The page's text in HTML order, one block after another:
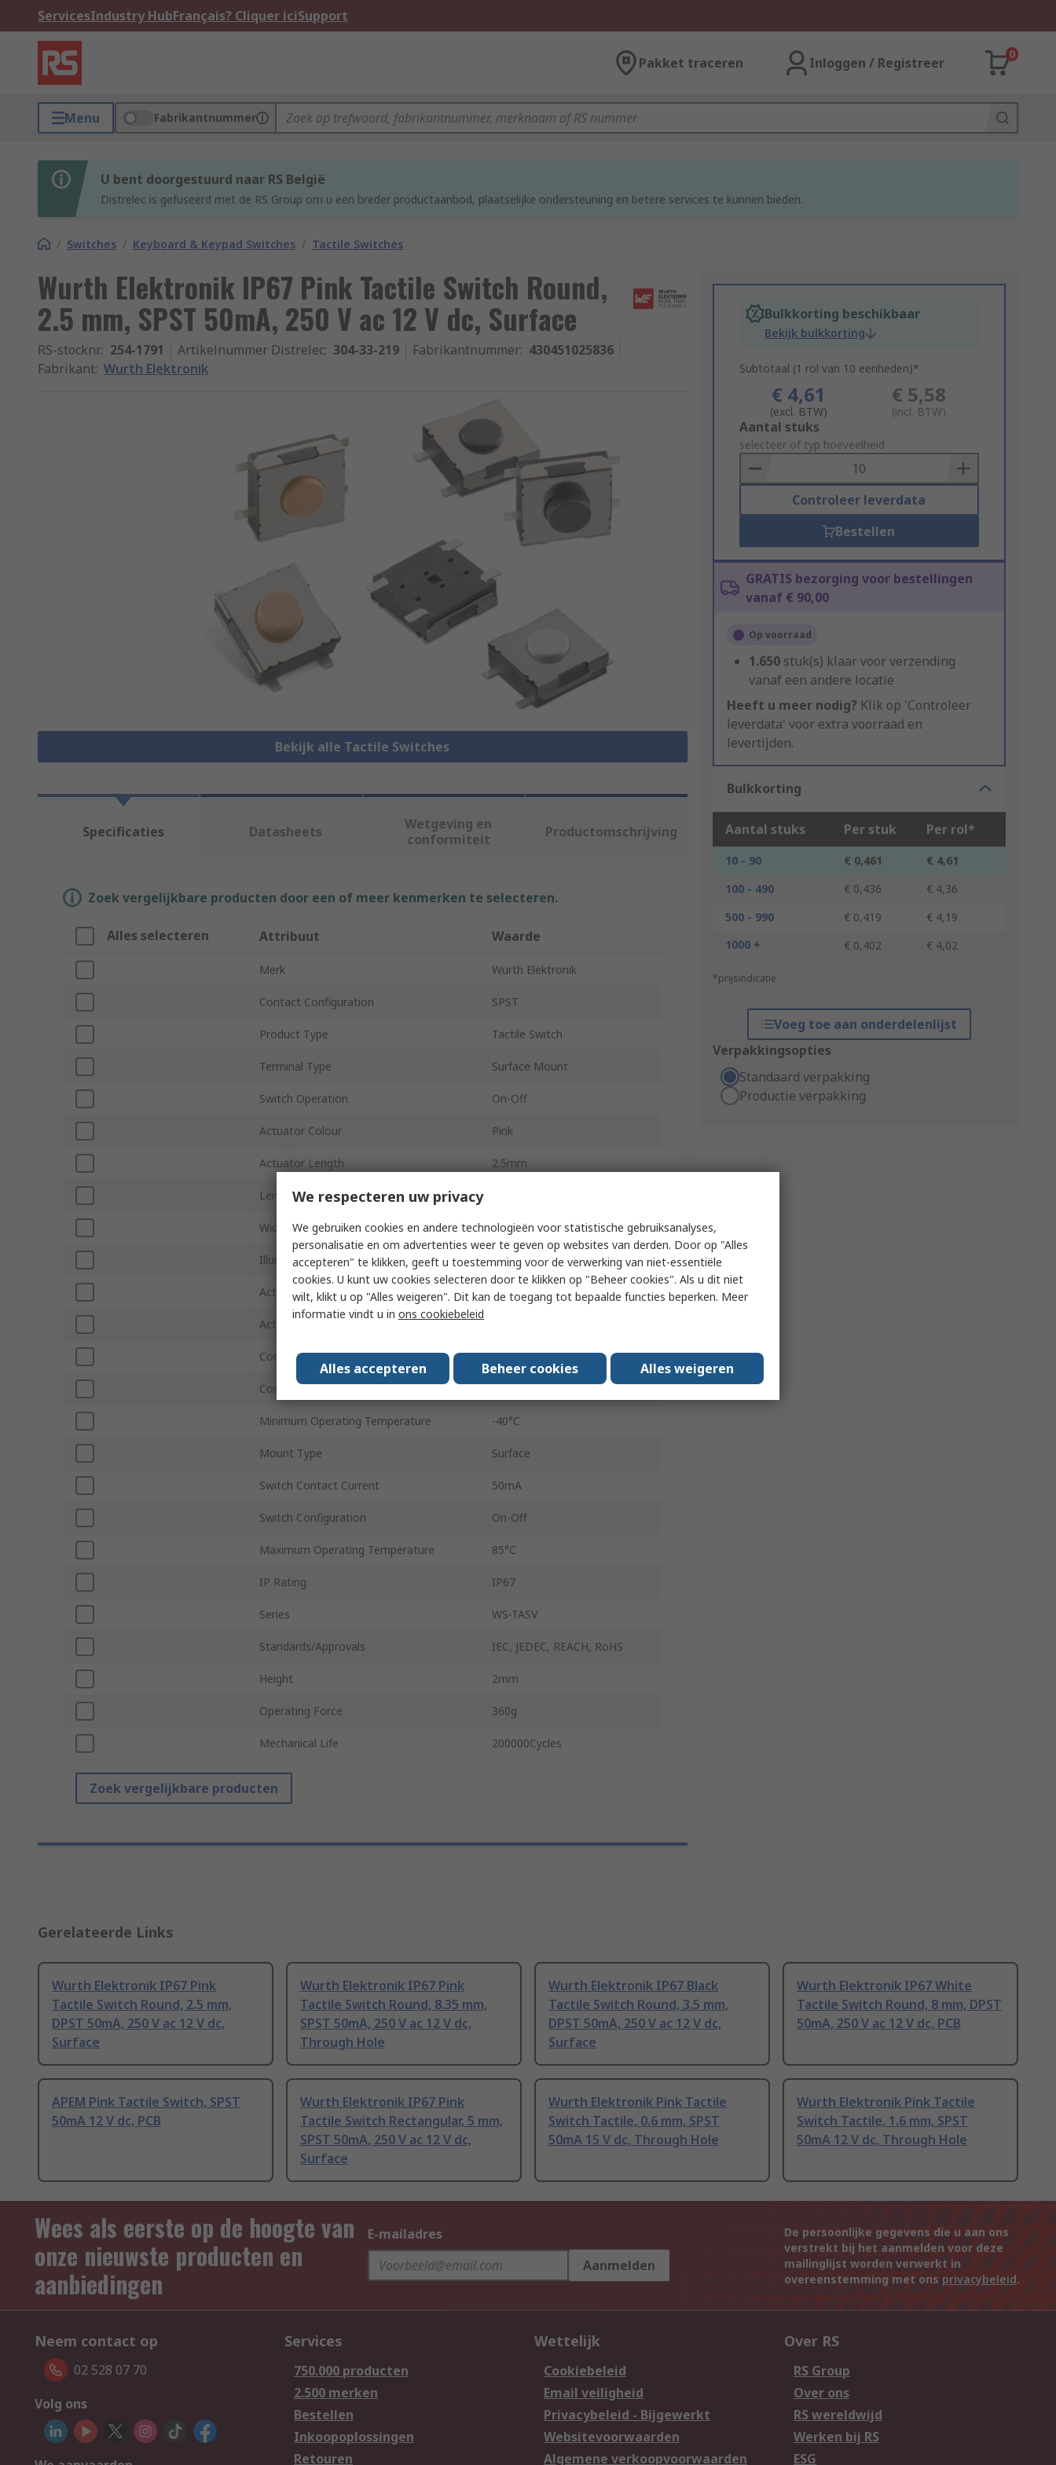
ServicesIndustry HubFrançais? Cliquer iciSupport
Pakket traceren Inloggen / Registreer
0
Menu Fabrikantnummer
U bent doorgestuurd naar RS België
Distrelec is gefuseerd met de RS Group om u een breder productaanbod, plaatselijke ondersteuning en betere services te kunnen bieden.
/ Switches / Keyboard & Keypad Switches / Tactile Switches
Wurth Elektronik IP67 Pink Tactile Switch Round,
2.5 mm, SPST 50mA, 250 V ac 12 V dc, Surface
RS-stocknr.: 254-1791 Artikelnummer Distrelec: 304-33-219 Fabrikantnummer: 430451025836
Fabrikant: Wurth Elektronik
Bekijk alle Tactile Switches
Bulkkorting beschikbaar
Bekijk bulkkorting
Subtotaal (1 rol van 10 eenheden)*
€ 4,61
(excl. BTW)
€ 5,58
(incl. BTW)
Add
to
Basket
Aantal stuks
selecteer of typ hoeveelheid
Controleer leverdata
Bestellen
GRATIS bezorging voor bestellingen
vanaf € 90,00
Op voorraad
1.650 stuk(s) klaar voor verzending
vanaf een andere locatie
Heeft u meer nodig? Klik op 'Controleer
leverdata' voor extra voorraad en
levertijden.
Bulkkorting
Aantal stuks Per stuk Per rol*
10 - 90 € 0,461
€ 4,61
100 - 490
€ 0,436
€ 4,36
500 - 990
€ 0,419
€ 4,19
1000 +
€ 0,402 € 4,02
*prijsindicatie
Voeg toe aan onderdelenlijst
Verpakkingsopties
Standaard verpakking
Productie verpakking
Specificaties Datasheets
Wetgeving en
conformiteit
Productomschrijving
Zoek vergelijkbare producten door een of meer kenmerken te selecteren.
Alles selecteren Attribuut Waarde
Merk Wurth Elektronik
Contact Configuration SPST
Product Type Tactile Switch
Terminal Type Surface Mount
Switch Operation On-Off
Actuator Colour Pink
Actuator Length 2.5mm
Length
Width 6.2mm
Illuminated No
Actuator Orientation Straight
Actuator Style
Contact AC Voltage 250V ac
Contact DC Voltage 12V dc
Minimum Operating Temperature -40°C
Mount Type Surface
Switch Contact Current 50mA
Switch Configuration On-Off
Maximum Operating Temperature 85°C
IP Rating IP67
Series WS-TASV
Standards/Approvals IEC, JEDEC, REACH, RoHS
Height 2mm
Operating Force 360g
Mechanical Life 200000Cycles
Zoek vergelijkbare producten
Gerelateerde Links
Wurth Elektronik IP67 Pink
Tactile Switch Round, 2.5 mm,
DPST 50mA, 250 V ac 12 V dc,
Surface
Wurth Elektronik IP67 Pink
Tactile Switch Round, 8.35 mm,
SPST 50mA, 250 V ac 12 V dc,
Through Hole
Wurth Elektronik IP67 Black
Tactile Switch Round, 3.5 mm,
DPST 50mA, 250 V ac 12 V dc,
Surface
Wurth Elektronik IP67 White
Tactile Switch Round, 8 mm, DPST
50mA, 250 V ac 12 V dc, PCB
APEM Pink Tactile Switch, SPST
50mA 12 V dc, PCB
Wurth Elektronik IP67 Pink
Tactile Switch Rectangular, 5 mm,
SPST 50mA, 250 V ac 12 V dc,
Surface
Wurth Elektronik Pink Tactile
Switch Tactile, 0.6 mm, SPST
50mA 15 V dc, Through Hole
Wurth Elektronik Pink Tactile
Switch Tactile, 1.6 mm, SPST
50mA 12 V dc, Through Hole
Wees als eerste op de hoogte van
onze nieuwste producten en
aanbiedingen
E-mailadres
Aanmelden
De persoonlijke gegevens die u aan ons
verstrekt bij het aanmelden voor deze
mailinglijst worden verwerkt in
overeenstemming met ons privacybeleid.
Neem contact op
02 528 07 70
Volg ons
Services
750.000 producten
2.500 merken
Bestellen
Inkoopoplossingen
Retouren
Wettelijk
Cookiebeleid
Email veiligheid
Privacybeleid - Bijgewerkt
Websitevoorwaarden
Algemene verkoopvoorwaarden
Over RS
RS Group
Over ons
RS wereldwijd
Werken bij RS
ESG
We respecteren uw privacy
We gebruiken cookies en andere technologieën voor statistische gebruiksanalyses,
personalisatie en om advertenties weer te geven op websites van derden. Door op "Alles
accepteren" te klikken, geeft u toestemming voor de verwerking van niet-essentiële
cookies. U kunt uw cookies selecteren door te klikken op "Beheer cookies". Als u dit niet
wilt, klikt u op "Alles weigeren". Dit kan de toegang tot bepaalde functies beperken. Meer
informatie vindt u in ons cookiebeleid
Alles accepteren Beheer cookies Alles weigeren